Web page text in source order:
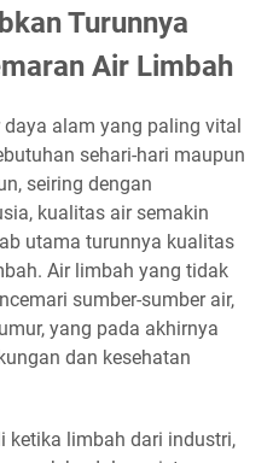
Turunnya
Air Limbah
alam yang paling vital
sehari-hari maupun
seiring dengan
kualitas air semakin
utama turunnya kualitas
Air limbah yang tidak
sumber-sumber air,
yang pada akhirnya
dan kesehatan
ketika limbah dari industri,